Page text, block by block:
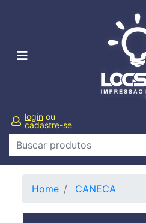
login ou
cadastre-se
Home CANECA